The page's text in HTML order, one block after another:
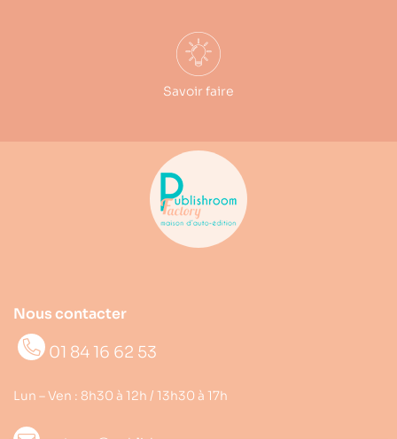
Savoir faire
Nous contacter
01 84 16 62 53
Lun – Ven : 8h30 à 12h / 13h30 à 17h